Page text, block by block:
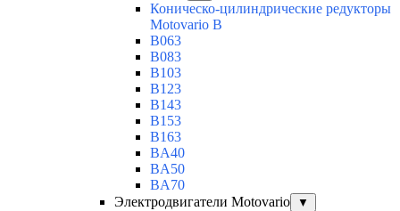
Коническо-цилиндрические редукторы
Motovario B
B063
B083
B103
B123
B143
B153
B163
BA40
BA50
BA70
Электродвигатели Motovario
▼